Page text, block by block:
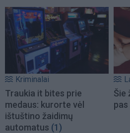
Kriminalai
Traukia it bites prie
medaus: kurorte vėl
ištuštino žaidimų
automatus (1)
Šie
pas